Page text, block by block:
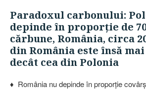
Paradoxul carbonului:
depinde în proporţie de
cărbune, România, circa
din România este însă
decât cea din Polonia
♦ România nu depinde în proporţie